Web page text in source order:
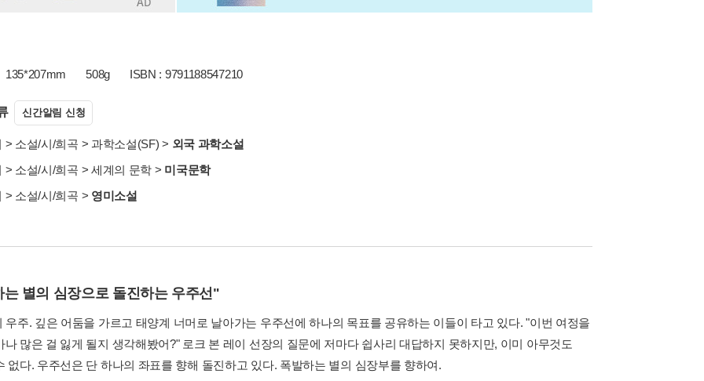
135*207mm 508g ISBN : 9791188547210
신간알림 신청
> 소설/시/희곡 > 과학소설(SF) > 외국 과학소설
> 소설/시/희곡 > 세계의 문학 > 미국문학
> 소설/시/희곡 > 영미소설
별의 심장으로 돌진하는 우주선"
우주. 깊은 어둠을 가르고 태양계 너머로 날아가는 우주선에 하나의 목표를 공유하는 이들이 타고 있다. "이번 여정을
나 많은 걸 잃게 될지 생각해봤어?" 로크 본 레이 선장의 질문에 저마다 쉽사리 대답하지 못하지만, 이미 아무것도
없다. 우주선은 단 하나의 좌표를 향해 돌진하고 있다. 폭발하는 별의 심장부를 향하여.